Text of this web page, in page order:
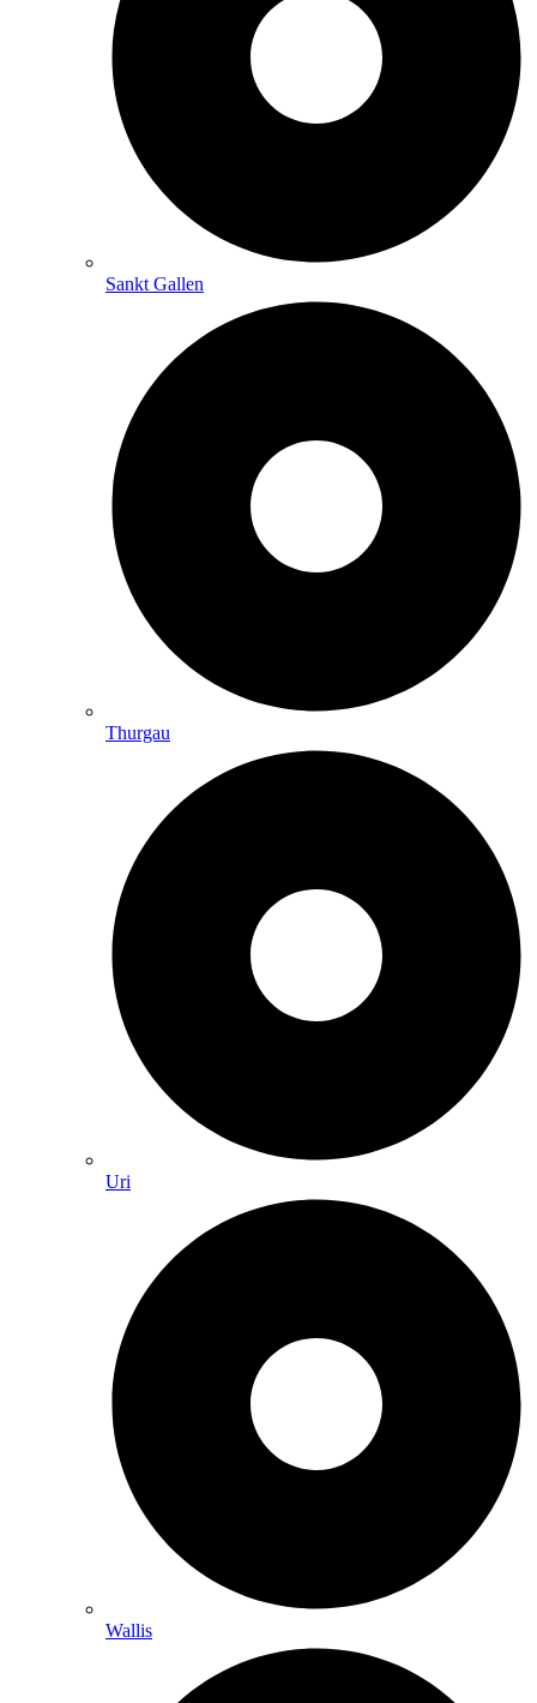
Sankt Gallen
Thurgau
Uri
Wallis